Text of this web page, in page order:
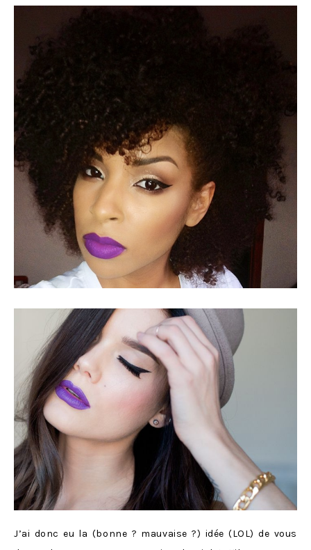
J’ai donc eu la (bonne ? mauvaise ?) idée (LOL) de vous